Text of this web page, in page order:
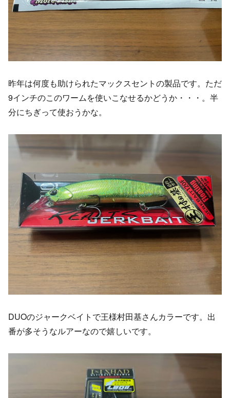
昨年は何度も助けられたマックスセントの製品です。ただ
9インチのこのワームを使いこなせるかどうか・・・。半
分にちぎって使おうかな。
DUOのジャークベイトで王様村田基さんカラーです。出
番が多そうなルアーなので嬉しいです。